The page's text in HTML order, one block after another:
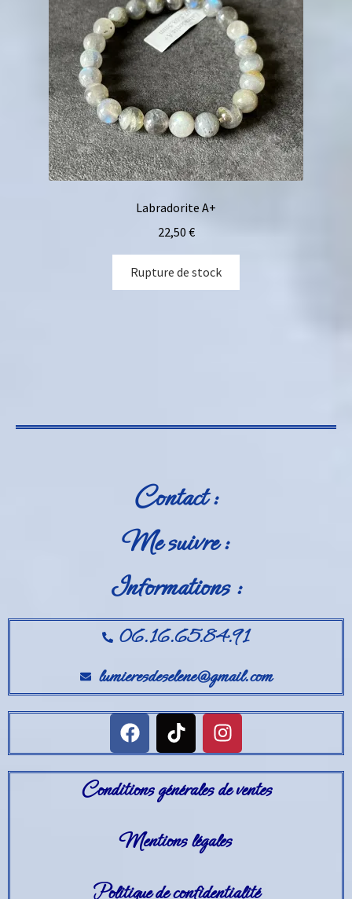
Labradorite A+
22,50 €
Rupture de stock
Contact :
Me suivre :
Informations :
06.16.65.84.91
lumieresdeselene@gmail.com
Conditions générales de ventes
Mentions légales
Politique de confidentialité